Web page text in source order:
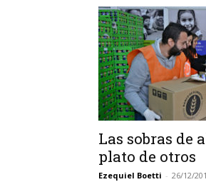
Las sobras de
plato de otros
Ezequiel Boetti - 26/12/